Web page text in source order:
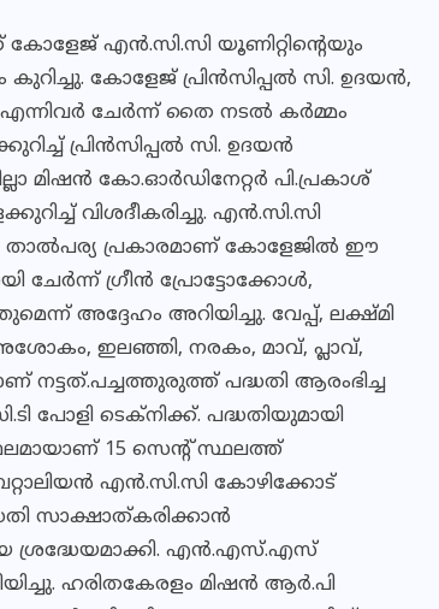
കോളേജ് എൻ.സി.സി യൂണിറ്റിന്റെയും
കോളേജ് പ്രിൻസിപ്പൽ സി. ഉദയൻ,
എന്നിവർ ചേർന്ന് തൈ നടൽ കർമ്മം
പ്രിൻസിപ്പൽ സി. ഉദയൻ
മിഷൻ കോ.ഓർഡിനേറ്റർ പി.പ്രകാശ്
വിശദീകരിച്ചു. എൻ.സി.സി
താൽപര്യ പ്രകാരമാണ് കോളേജിൽ ഈ
ചേർന്ന് ഗ്രീൻ പ്രോട്ടോക്കോൾ,
അദ്ദേഹം അറിയിച്ചു. വേപ്പ്, ലക്ഷ്മി
ഇലഞ്ഞി, നരകം, മാവ്, പ്ലാവ്,
പദ്ധതി ആരംഭിച്ച
പോളി ടെക്നിക്ക്. പദ്ധതിയുമായി
15 സെന്റ് സ്ഥലത്ത്
എൻ.സി.സി കോഴിക്കോട്
സാക്ഷാത്കരിക്കാൻ
ശ്രദ്ധേയമാക്കി. എൻ.എസ്.എസ്
ഹരിതകേരളം മിഷൻ ആർ.പി